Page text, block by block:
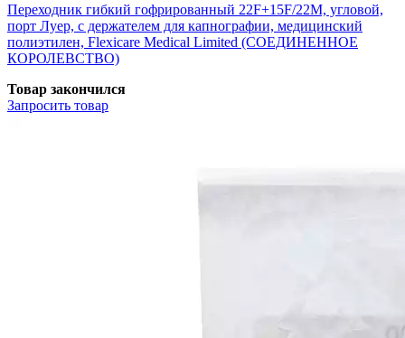
Переходник гибкий гофрированный 22F+15F/22M, угловой,
порт Луер, с держателем для капнографии, медицинский
полиэтилен, Flexicare Medical Limited (СОЕДИНЕННОЕ
КОРОЛЕВСТВО)
Товар закончился
Запросить товар